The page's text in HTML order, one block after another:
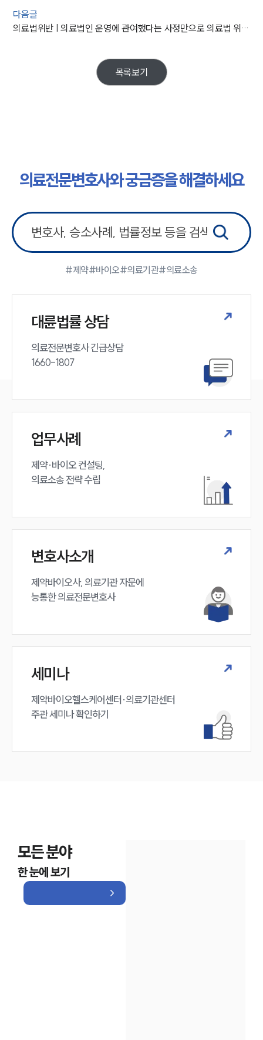
다음글
의료법위반 | 의료법인 운영에 관여했다는 사정만으로 의료법 위반 혐의가 성립하는지 다시 따진 대법원 판결
목록보기
의료전문변호사와 궁금증을 해결하세요
#제약#바이오#의료기관#의료소송
대륜법률 상담
의료전문변호사 긴급상담
1660-1807
업무사례
제약·바이오 컨설팅,
의료소송 전략 수립
변호사소개
제약바이오사, 의료기관 자문에
능통한 의료전문변호사
세미나
제약바이오헬스케어센터·의료기관센터
주관 세미나 확인하기
모든 분야
한 눈에 보기